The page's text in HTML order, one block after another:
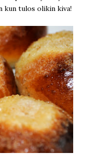
kun tulos olikin kiva!